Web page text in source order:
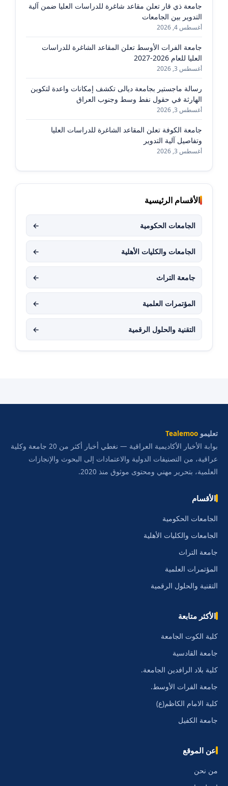
جامعة ذي قار تعلن مقاعد شاغرة للدراسات العليا ضمن آلية
التدوير بين الجامعات
أغسطس 4, 2026
جامعة الفرات الأوسط تعلن المقاعد الشاغرة للدراسات
العليا للعام 2026-2027
أغسطس 3, 2026
رسالة ماجستير بجامعة ديالى تكشف إمكانات واعدة لتكوين
الهارثة في حقول نفط وسط وجنوب العراق
أغسطس 3, 2026
جامعة الكوفة تعلن المقاعد الشاغرة للدراسات العليا
وتفاصيل آلية التدوير
أغسطس 3, 2026
الأقسام الرئيسية
الجامعات الحكومية ←
الجامعات والكليات الأهلية ←
جامعة التراث ←
المؤتمرات العلمية ←
التقنية والحلول الرقمية ←
تعليمو Tealemoo
بوابة الأخبار الأكاديمية العراقية — نغطي أخبار أكثر من 20 جامعة وكلية
عراقية، من التصنيفات الدولية والاعتمادات إلى البحوث والإنجازات
العلمية، بتحرير مهني ومحتوى موثوق منذ 2020.
الأقسام
الجامعات الحكومية
الجامعات والكليات الأهلية
جامعة التراث
المؤتمرات العلمية
التقنية والحلول الرقمية
الأكثر متابعة
كلية الكوت الجامعة
جامعة القادسية
كلية بلاد الرافدين الجامعة.
جامعة الفرات الأوسط.
كلية الامام الكاظم(ع)
جامعة الكفيل
عن الموقع
من نحن